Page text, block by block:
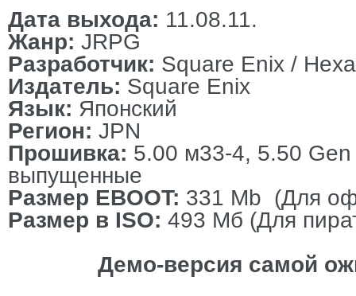
Дата выхода: 11.08.11.
Жанр: JRPG
Разработчик: Square Enix /
Издатель: Square Enix
Язык: Японский
Регион: JPN
Прошивка: 5.00 м33-4, 5.50
выпущенные
Размер EBOOT: 331 Mb (Для
Размер в ISO: 493 Мб (Для
Демо-версия самой